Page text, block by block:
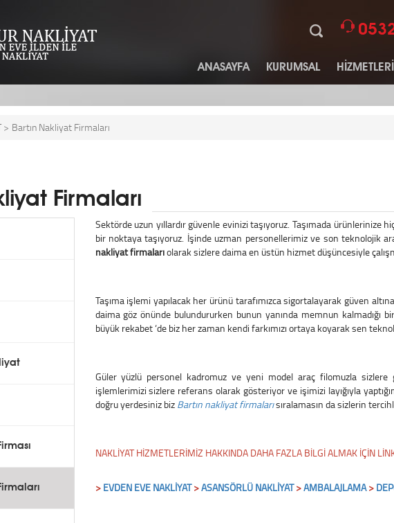
ANASAYFA KURUMSAL
> Bartın Nakliyat Firmaları
Firmaları
Sektörde uzun yıllardır güvenle evinizi taşıyoruz. Taşımada
bir noktaya taşıyoruz. İşinde uzman personellerimiz ve son teknolojik
nakliyat firmalarıolarak sizlere daima en üstün hizmet düşüncesiyle
Taşıma işlemi yapılacak her ürünü tarafımızca sigortalayarak güven
daima göz önünde bulundururken bunun yanında memnun kalmadığı
büyük rekabet ‘de biz her zaman kendi farkımızı ortaya koyarak sen
Güler yüzlü personel kadromuz ve yeni model araç filomuzla sizlere
işlemlerimizi sizlere referans olarak gösteriyor ve işimizi layığıyla
doğru yerdesiniz biz Bartın nakliyat firmalarısıralamasın da sizlerin
NAKLİYAT HİZMETLERİMİZ HAKKINDA DAHA FAZLA BİLGİ ALMAK İÇİN
> EVDEN EVE NAKLİYAT >ASANSÖRLÜ NAKLİYAT >AMBALAJLAMA >